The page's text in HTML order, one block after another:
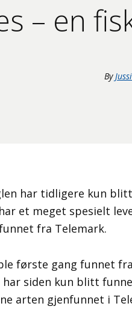
– en
By
har tidligere kun
et meget spesielt
fra Telemark.
første gang funnet
har siden kun blitt
arten gjenfunnet i